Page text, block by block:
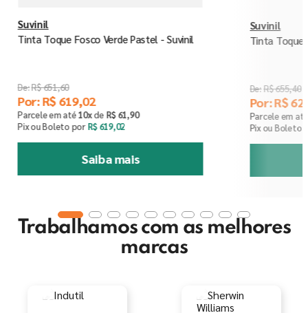
Suvinil
Tinta Toque Fosco Verde Pastel - Suvinil
R$651,60
Por:R$619,02
Parcele em até10xde R$ 61,90
Pix ou Boleto porR$ 619,02
Saiba mais
Suvinil
Tinta Toque
R$655,40
Por:R$
Parcele em
Pix ou Boleto
Trabalhamos com as melhores
marcas